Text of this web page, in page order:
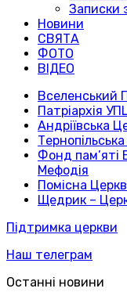
Записки
Новини
СВЯТА
ФОТО
ВІДЕО
Вселенський
Патріархія
Андріївська
Фонд пам’яті
Мефодія
Помісна
Щедрик –
Підтримка церкви
Наш телеграм
Останні новини